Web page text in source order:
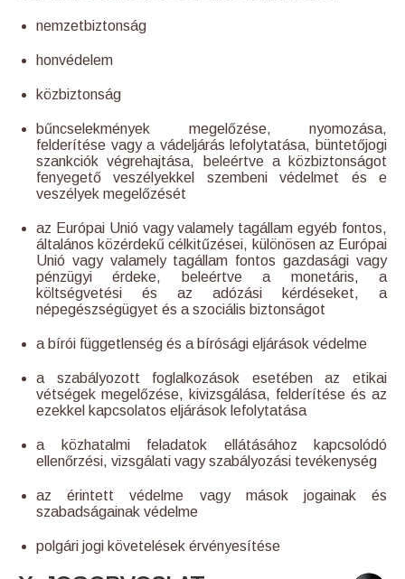
nemzetbiztonság
honvédelem
közbiztonság
bűncselekmények megelőzése, nyomozása,
felderítése vagy a vádeljárás lefolytatása, büntetőjogi
szankciók végrehajtása, beleértve a közbiztonságot
fenyegető veszélyekkel szembeni védelmet és e
veszélyek megelőzését
az Európai Unió vagy valamely tagállam egyéb fontos,
általános közérdekű célkitűzései, különösen az Európai
Unió vagy valamely tagállam fontos gazdasági vagy
pénzügyi érdeke, beleértve a monetáris, a
költségvetési és az adózási kérdéseket, a
népegészségügyet és a szociális biztonságot
a bírói függetlenség és a bírósági eljárások védelme
a szabályozott foglalkozások esetében az etikai
vétségek megelőzése, kivizsgálása, felderítése és az
ezekkel kapcsolatos eljárások lefolytatása
a közhatalmi feladatok ellátásához kapcsolódó
ellenőrzési, vizsgálati vagy szabályozási tevékenység
az érintett védelme vagy mások jogainak és
szabadságainak védelme
polgári jogi követelések érvényesítése